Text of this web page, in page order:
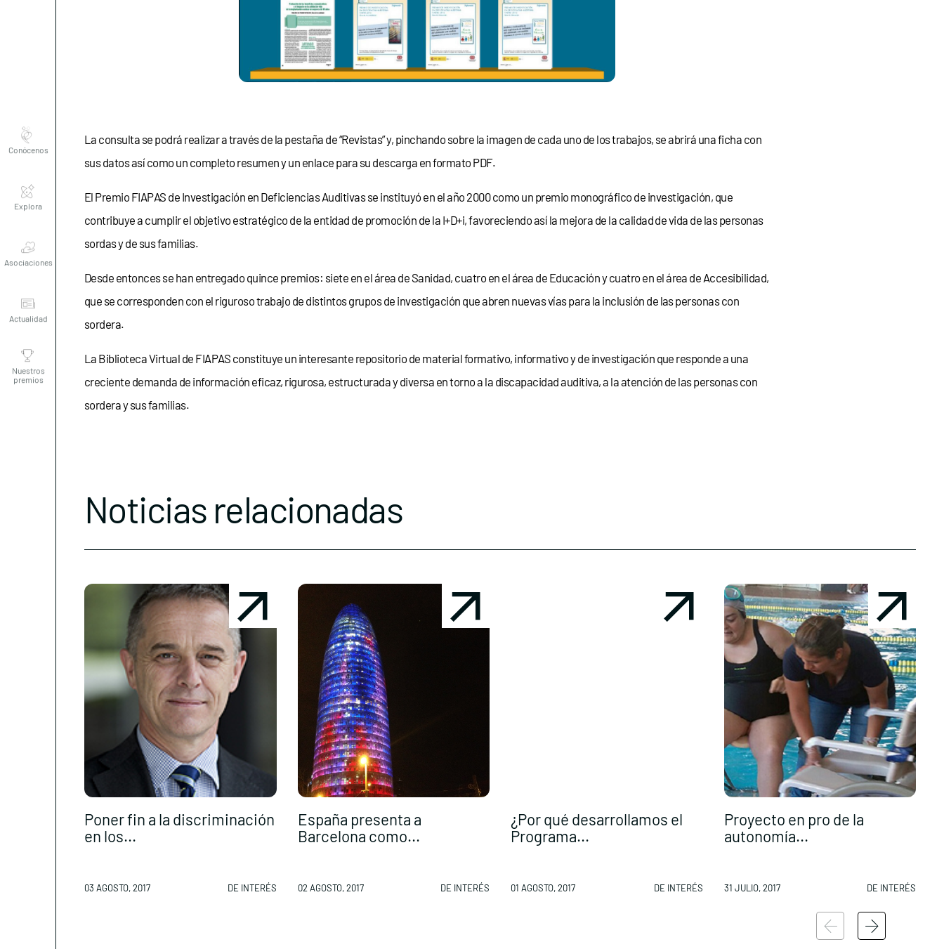
premios
La consulta se podrá realizar a través de la pestaña de “Revistas” y, pinchando sobre la imagen de cada uno de los trabajos, se abrirá una ficha con
sus datos así como un completo resumen y un enlace para su descarga en formato PDF.
El Premio FIAPAS de Investigación en Deficiencias Auditivas se instituyó en el año 2000 como un premio monográfico de investigación, que
contribuye a cumplir el objetivo estratégico de la entidad de promoción de la I+D+i, favoreciendo así la mejora de la calidad de vida de las personas
sordas y de sus familias.
Desde entonces se han entregado quince premios: siete en el área de Sanidad, cuatro en el área de Educación y cuatro en el área de Accesibilidad,
que se corresponden con el riguroso trabajo de distintos grupos de investigación que abren nuevas vías para la inclusión de las personas con
sordera.
La Biblioteca Virtual de FIAPAS constituye un interesante repositorio de material formativo, informativo y de investigación que responde a una
creciente demanda de información eficaz, rigurosa, estructurada y diversa en torno a la discapacidad auditiva, a la atención de las personas con
sordera y sus familias.
Noticias relacionadas
Poner fin a la discriminación
en los...
03 AGOSTO, 2017 DE INTERÉS
España presenta a
Barcelona como...
02 AGOSTO, 2017 DE INTERÉS
¿Por qué desarrollamos el
Programa...
01 AGOSTO, 2017 DE INTERÉS
Proyecto en pro de la
autonomía...
31 JULIO, 2017 DE INTERÉS